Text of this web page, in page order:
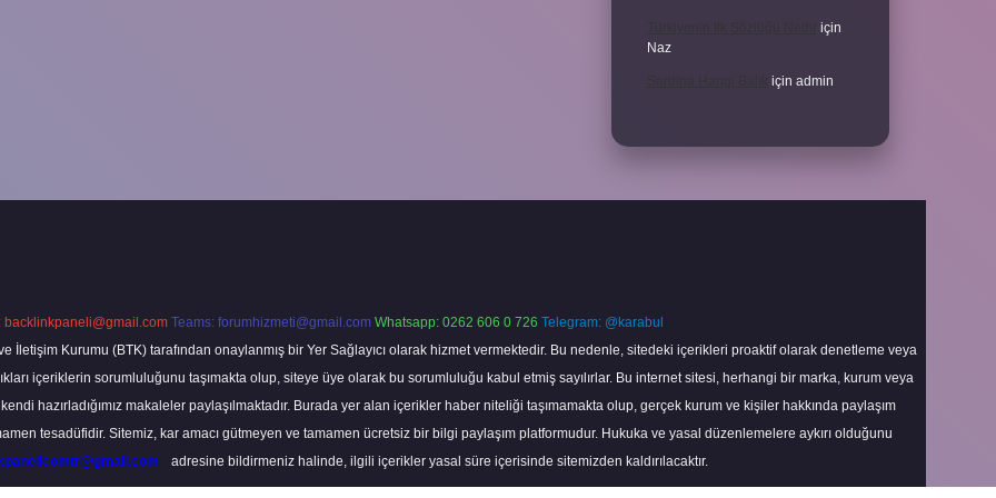
Türkiyenin Ilk Sözlüğü Nedir
için
Naz
için admin
backlinkpaneli@gmail.com Teams: forumhizmeti@gmail.com Whatsapp: 0262 606 0 726 Telegram: @karabul
İletişim Kurumu (BTK) tarafından onaylanmış bir Yer Sağlayıcı olarak hizmet vermektedir. Bu nedenle, sitedeki içerikleri proaktif olarak denetleme veya
içeriklerin sorumluluğunu taşımakta olup, siteye üye olarak bu sorumluluğu kabul etmiş sayılırlar. Bu internet sitesi, herhangi bir marka, kurum veya
hazırladığımız makaleler paylaşılmaktadır. Burada yer alan içerikler haber niteliği taşımamakta olup, gerçek kurum ve kişiler hakkında paylaşım
tesadüfidir. Sitemiz, kar amacı gütmeyen ve tamamen ücretsiz bir bilgi paylaşım platformudur. Hukuka ve yasal düzenlemelere aykırı olduğunu
adresine bildirmeniz halinde, ilgili içerikler yasal süre içerisinde sitemizden kaldırılacaktır.